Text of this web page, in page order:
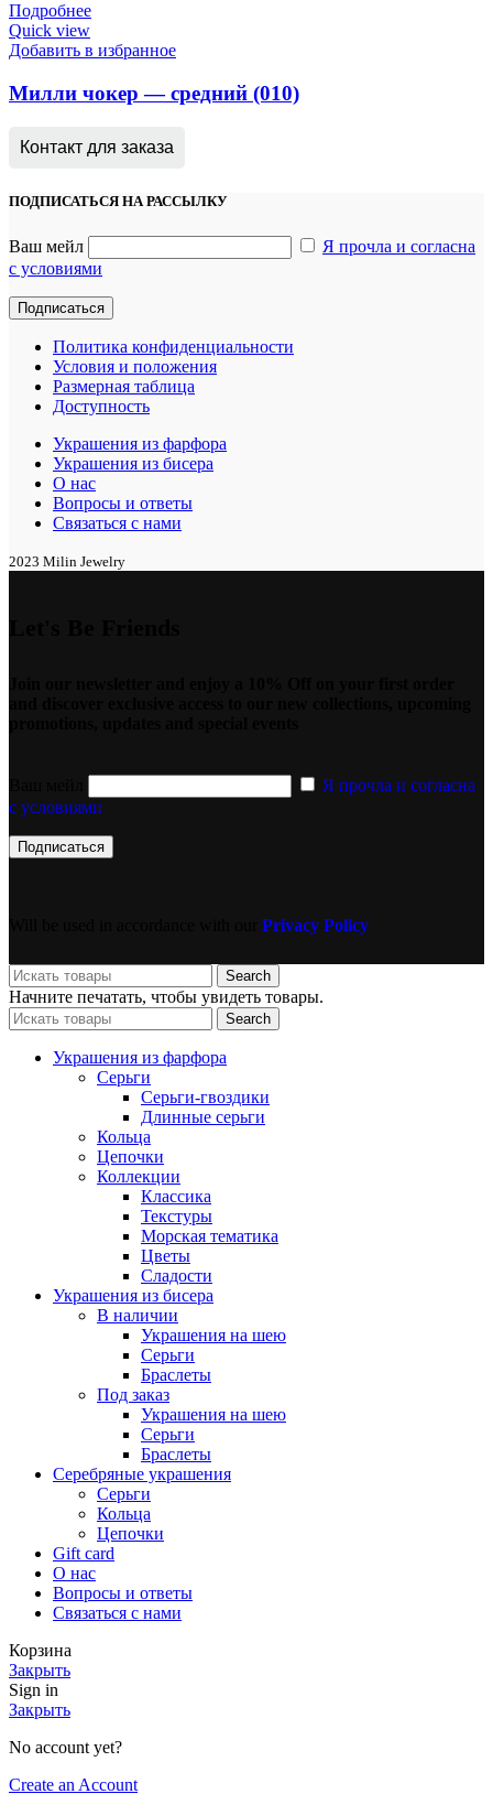
Подробнее
Quick view
Добавить в избранное
Милли чокер — средний (010)
Контакт для заказа
ПОДПИСАТЬСЯ НА РАССЫЛКУ
Ваш мейл
Я прочла и согласна
с условиями
Политика конфиденциальности
Условия и положения
Размерная таблица
Доступность
Украшения из фарфора
Украшения из бисера
О нас
Вопросы и ответы
Связаться с нами
2023 Milin Jewelry
Я прочла и согласна
с условиями
Privacy Policy
Search
Начните печатать, чтобы увидеть товары.
Search
Украшения из фарфора
Серьги
Серьги-гвоздики
Длинные серьги
Кольца
Цепочки
Коллекции
Классика
Текстуры
Морская тематика
Цветы
Сладости
Украшения из бисера
В наличии
Украшения на шею
Серьги
Браслеты
Под заказ
Украшения на шею
Серьги
Браслеты
Серебряные украшения
Серьги
Кольца
Цепочки
Gift card
О нас
Вопросы и ответы
Связаться с нами
Корзина
Закрыть
Sign in
Закрыть
No account yet?
Create an Account